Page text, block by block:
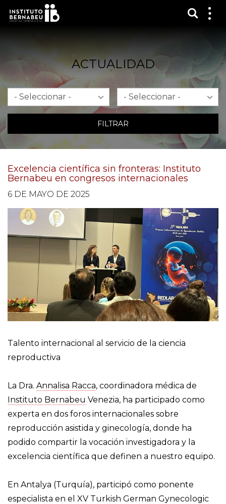
ACTUALIDAD
Mes Año
FILTRAR
Excelencia científica sin fronteras: Instituto
Bernabeu en congresos internacionales
6 DE MAYO DE 2025
Talento internacional al servicio de la ciencia
reproductiva
La Dra. Annalisa Racca, coordinadora médica de
Instituto Bernabeu Venezia, ha participado como
experta en dos foros internacionales sobre
reproducción asistida y ginecología, donde ha
podido compartir la vocación investigadora y la
excelencia científica que definen a nuestro equipo.
En Antalya (Turquía), participó como ponente
especialista en el XV Turkish German Gynecologic